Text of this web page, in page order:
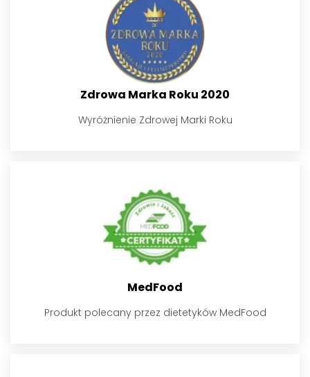
Zdrowa Marka Roku 2020
Wyróżnienie Zdrowej Marki Roku
MedFood
Produkt polecany przez dietetyków MedFood